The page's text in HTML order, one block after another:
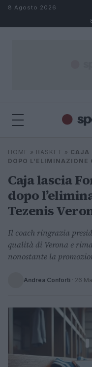
Salta al contenuto
8 Agosto 2026
Cerca
HOME » BASKET » CAJA
DOPO L’ELIMINAZIONE
Caja lascia
dopo
Tezenis
Il coach ringrazia
qualità di Verona e
nonostante la
Andrea Conforti · 26